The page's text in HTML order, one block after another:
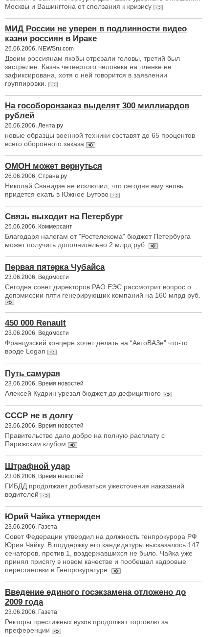
Москвы и Вашингтона от сползания к кризису
МИД России не уверен в подлинности видео
казни россиян в Ираке
26.06.2006, NEWSru.com
Двоим россиянам якобы отрезали головы, третий был
застрелен. Казнь четвертого человека на пленке не
зафиксирована, хотя о ней говорится в заявлении
группировки.
На гособоронзаказ выделят 300 миллиардов
рублей
26.06.2006, Лента.ру
новые образцы военной техники составят до 65 процентов
всего оборонного заказа
ОМОН может вернуться
26.06.2006, Страна.ру
Николай Сванидзе не исключил, что сегодня ему вновь
придется ехать в Южное Бутово
Связь выходит на Петербург
25.06.2006, Коммерсант
Благодаря налогам от "Ростелекома" бюджет Петербурга
может получить дополнительно 2 млрд руб.
Первая пятерка Чубайса
23.06.2006, Ведомости
Сегодня совет директоров РАО ЕЭС рассмотрит вопрос о
допэмиссии пяти генерирующих компаний на 160 млрд руб.
450 000 Renault
23.06.2006, Ведомости
Французский концерн хочет делать на “АвтоВАЗе” что-то
вроде Logan
Путь самурая
23.06.2006, Время новостей
Алексей Кудрин урезал бюджет до дефицитного
СССР не в долгу
23.06.2006, Время новостей
Правительство дало добро на полную расплату с
Парижским клубом
Штрафной удар
23.06.2006, Время новостей
ГИБДД продолжает добиваться ужесточения наказаний
водителей
Юрий Чайка утвержден
23.06.2006, Газета
Совет Федерации утвердил на должность генпрокурора РФ
Юрия Чайку. В поддержку его кандидатуры высказалось 147
сенаторов, против 1, воздержавшихся не было. Чайка уже
принял присягу в новом качестве и пообещал кадровые
перестановки в Генпрокуратуре.
Введение единого госэкзамена отложено до
2009 года
23.06.2006, Газета
Ректоры престижных вузов продолжат торговлю за
преференции